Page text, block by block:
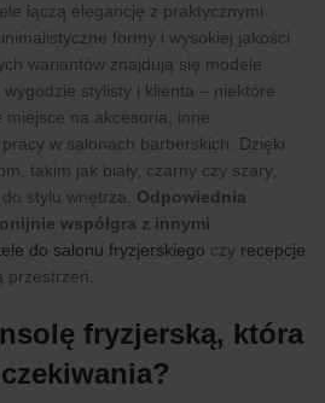
łączą elegancję z praktycznymi
formy i wysokiej jakości
wariantów znajdują się modele
stylisty i klienta – niektóre
na akcesoria, inne
w salonach barberskich. Dzięki
takim jak biały, czarny czy szary,
stylu wnętrza. Odpowiednia
współgra z innymi
do salonu fryzjerskiego czy recepcje
przestrzeń.
fryzjerską, która